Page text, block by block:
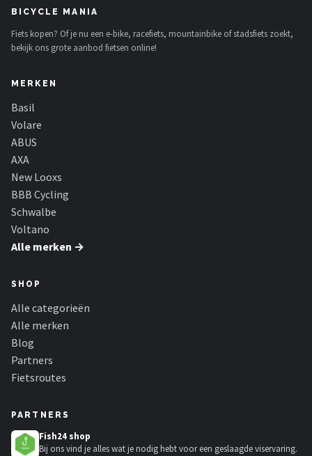
BICYCLE MANIA
Fiets kopen? Of je nu een e-bike, racefiets, mountainbike of stadsfiets zoekt,
bekijk ons grote aanbod fietsen online!
MERKEN
Basil
Volare
ABUS
AXA
New Looxs
BBB Cycling
Schwalbe
Voltano
Alle merken →
SHOP
Alle categorieën
Alle merken
Blog
Partners
Fietsroutes
PARTNERS
Fish24 shop
Bij ons vind je alles wat je nodig hebt voor een geslaagde viservaring.